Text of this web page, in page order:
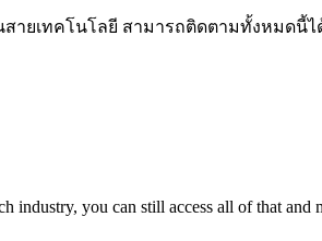
ายเทคโนโลยี สามารถติดตามทั้งหมดนี้ไ
industry, you can still access all of that and